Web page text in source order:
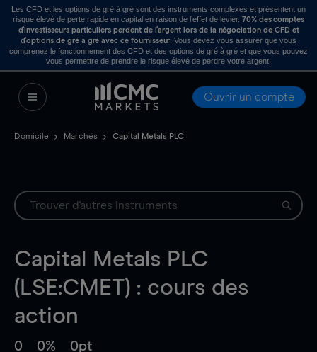
Les CFD et les options de gré à gré sont des instruments complexes et présentent un
risque élevé de perte rapide en capital en raison de l’effet de levier. 70% des comptes
d’investisseurs particuliers perdent de l’argent lors de la négociation de CFD et
d’options de gré à gré avec ce fournisseur . Vous devez vous assurer que vous
comprenez le fonctionnement des CFD et des options de gré à gré et que vous pouvez
vous permettre de prendre le risque élevé de perdre votre argent.
Ouvrir un compte
Domicile Marchés Capital Metals PLC
Capital Metals PLC
(LSE:CMET) : cours des
action
0 0% 0pt